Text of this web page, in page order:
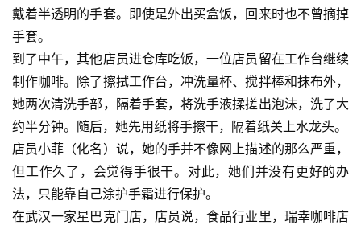
戴着半透明的手套。即使是外出买盒饭，回来时也不曾摘掉
手套。
到了中午，其他店员进仓库吃饭，一位店员留在工作台继续
制作咖啡。除了擦拭工作台，冲洗量杯、搅拌棒和抹布外，
她两次清洗手部，隔着手套，将洗手液揉搓出泡沫，洗了大
约半分钟。随后，她先用纸将手擦干，隔着纸关上水龙头。
店员小菲（化名）说，她的手并不像网上描述的那么严重，
但工作久了，会觉得手很干。对此，她们并没有更好的办
法，只能靠自己涂护手霜进行保护。
在武汉一家星巴克门店，店员说，食品行业里，瑞幸咖啡店